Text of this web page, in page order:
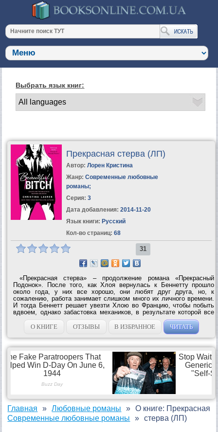
Выбрать язык книг:
Прекрасная стерва (ЛП)
Автор: Лорен Кристина
Жанр: Современные любовные
романы;
Серия: 3
Дата добавления: 2014-11-20
Язык книги: Русский
Кол-во страниц: 68
31
«Прекрасная стерва» – продолжение романа «Прекрасный
Подонок». После того, как Хлоя вернулась к Беннетту прошло
около года, у них все хорошо, они любят друг друга, но, к
сожалению, работа занимает слишком много их личного времени.
И тогда Беннетт решает увезти Хлою во Францию, чтобы побыть
вдвоем, однако забастовка механиков, в результате которой все
рейсы были отменены, слегка помешала их планам. Переводчик:
Алевтинка...
О КНИГЕ ОТЗЫВЫ В ИЗБРАННОЕ ЧИТАТЬ
Главная
Любовные романы
Современные любовные романы
О книге: Прекрасная
стерва (ЛП)